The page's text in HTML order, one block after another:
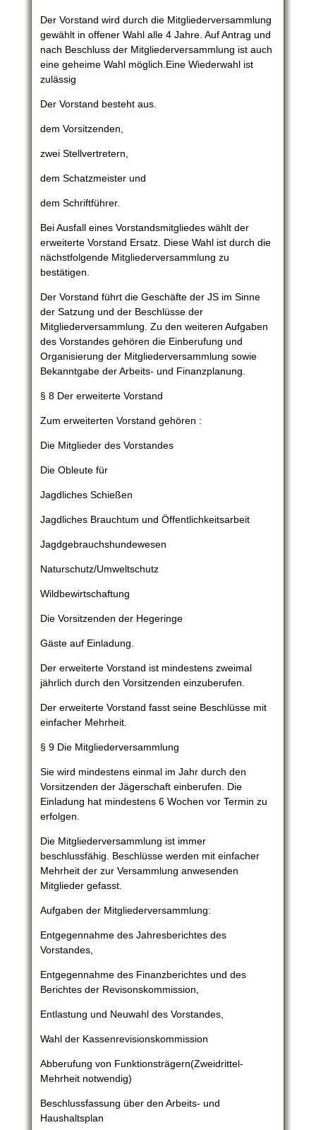
Der Vorstand wird durch die Mitgliederversammlung
gewählt in offener Wahl alle 4 Jahre. Auf Antrag und
nach Beschluss der Mitgliederversammlung ist auch
eine geheime Wahl möglich.Eine Wiederwahl ist
zulässig
Der Vorstand besteht aus.
dem Vorsitzenden,
zwei Stellvertretern,
dem Schatzmeister und
dem Schriftführer.
Bei Ausfall eines Vorstandsmitgliedes wählt der
erweiterte Vorstand Ersatz. Diese Wahl ist durch die
nächstfolgende Mitgliederversammlung zu
bestätigen.
Der Vorstand führt die Geschäfte der JS im Sinne
der Satzung und der Beschlüsse der
Mitgliederversammlung. Zu den weiteren Aufgaben
des Vorstandes gehören die Einberufung und
Organisierung der Mitgliederversammlung sowie
Bekanntgabe der Arbeits- und Finanzplanung.
§ 8 Der erweiterte Vorstand
Zum erweiterten Vorstand gehören :
Die Mitglieder des Vorstandes
Die Obleute für
Jagdliches Schießen
Jagdliches Brauchtum und Öffentlichkeitsarbeit
Jagdgebrauchshundewesen
Naturschutz/Umweltschutz
Wildbewirtschaftung
Die Vorsitzenden der Hegeringe
Gäste auf Einladung.
Der erweiterte Vorstand ist mindestens zweimal
jährlich durch den Vorsitzenden einzuberufen.
Der erweiterte Vorstand fasst seine Beschlüsse mit
einfacher Mehrheit.
§ 9 Die Mitgliederversammlung
Sie wird mindestens einmal im Jahr durch den
Vorsitzenden der Jägerschaft einberufen. Die
Einladung hat mindestens 6 Wochen vor Termin zu
erfolgen.
Die Mitgliederversammlung ist immer
beschlussfähig. Beschlüsse werden mit einfacher
Mehrheit der zur Versammlung anwesenden
Mitglieder gefasst.
Aufgaben der Mitgliederversammlung:
Entgegennahme des Jahresberichtes des
Vorstandes,
Entgegennahme des Finanzberichtes und des
Berichtes der Revisonskommission,
Entlastung und Neuwahl des Vorstandes,
Wahl der Kassenrevisionskommission
Abberufung von Funktionsträgern(Zweidrittel-
Mehrheit notwendig)
Beschlussfassung über den Arbeits- und
Haushaltsplan